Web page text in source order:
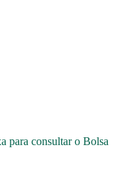
para consultar o Bolsa